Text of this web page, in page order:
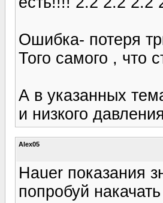
Ошибка- потеря
Того самого , что
А в указанных
и низкого давления
Alex05
Hauer показания
попробуй